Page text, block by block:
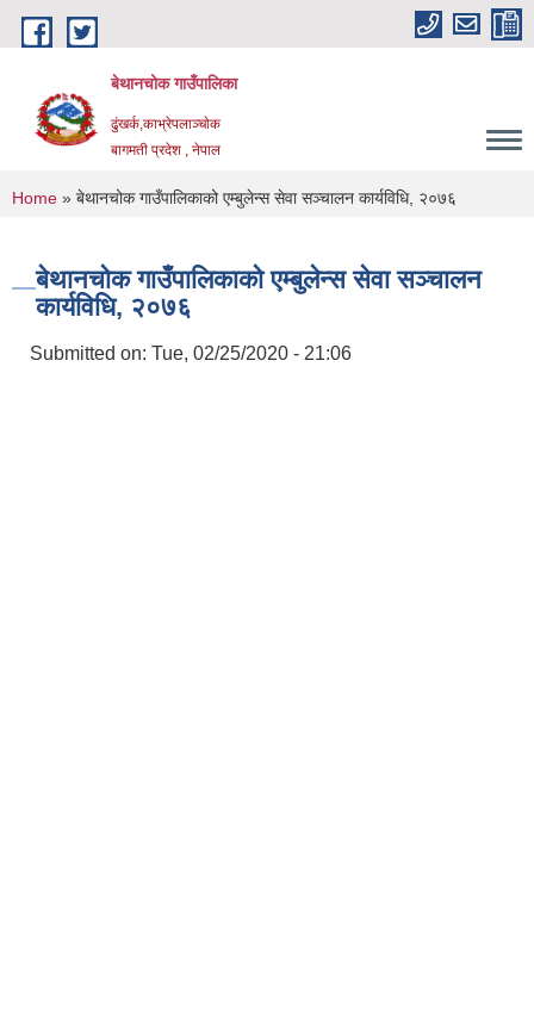
Skip to main content
बेथानचोक गाउँपालिका
ढुंखर्क,काभ्रेपलाञ्चाेक
बागमती प्रदेश , नेपाल
You are here
Home » बेथानचोक गाउँपालिकाको एम्बुलेन्स सेवा सञ्चालन कार्यविधि, २०७६
बेथानचोक गाउँपालिकाको एम्बुलेन्स सेवा सञ्चालन
कार्यविधि, २०७६
Submitted on: Tue, 02/25/2020 - 21:06